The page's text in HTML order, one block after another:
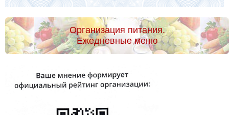
Организация питания.
Ежедневные меню